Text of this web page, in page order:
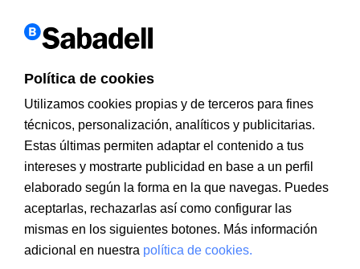
Información a clientesPSD2
MIFIDDocumentación PRIIPS
Aviso legalPolítica de cookies
Seguridad Atención al cliente
Política de cookies
Utilizamos cookies propias y de terceros para fines
técnicos, personalización, analíticos y publicitarias.
Estas últimas permiten adaptar el contenido a tus
intereses y mostrarte publicidad en base a un perfil
elaborado según la forma en la que navegas. Puedes
aceptarlas, rechazarlas así como configurar las
mismas en los siguientes botones. Más información
adicional en nuestra política de cookies.